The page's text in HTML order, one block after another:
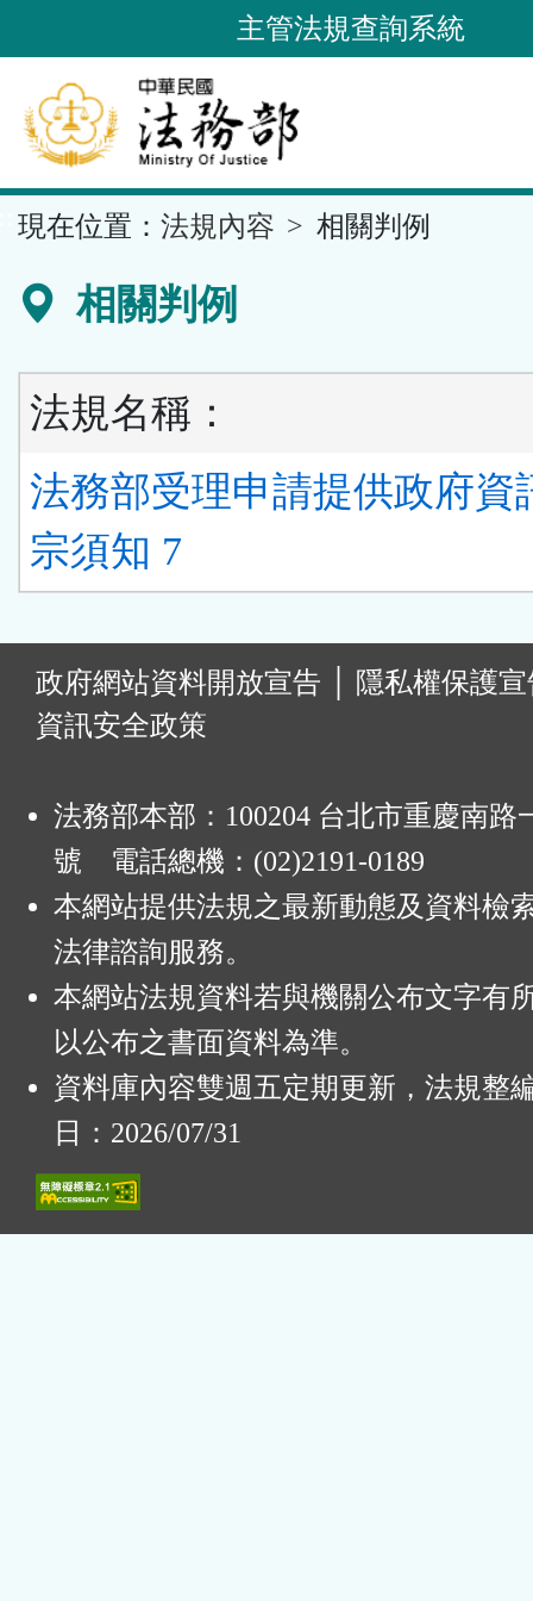
到
要
內
容
區
主管法規查詢系統
現在位置： 法規內容 相關判例
相關判例
法規名稱：
法務部受理申請提供政府資
宗須知 7
政府網站資料開放宣告
隱私權保護
資訊安全政策
法務部本部：100204 台北市重慶南路
號 電話總機：(02)2191-0189
本網站提供法規之最新動態及資料檢
法律諮詢服務。
本網站法規資料若與機關公布文字有
以公布之書面資料為準。
資料庫內容雙週五定期更新，法規整
日：2026/07/31